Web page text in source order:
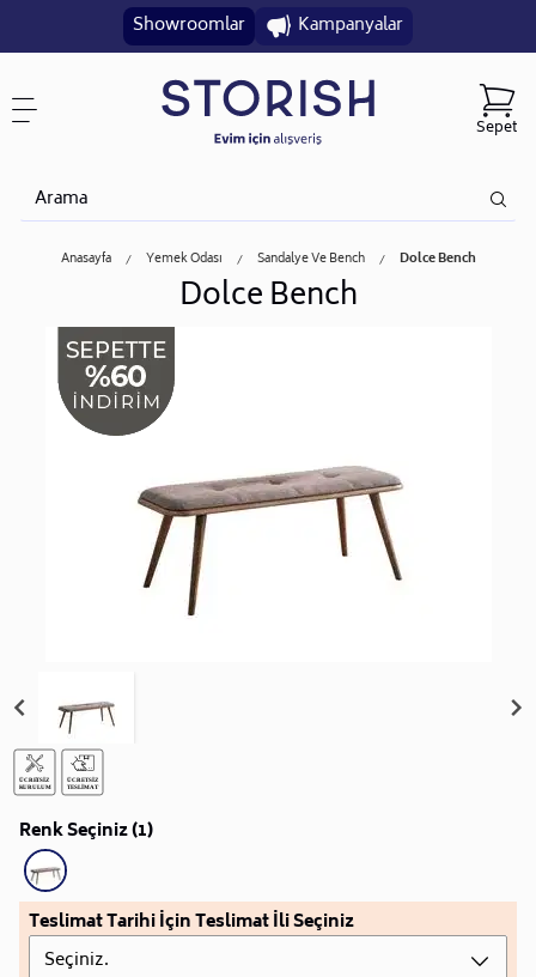
Showroomlar Kampanyalar
Sepet
Anasayfa Yemek Odası Sandalye Ve Bench Dolce Bench
Dolce Bench
Renk Seçiniz (1)
Teslimat Tarihi İçin Teslimat İli Seçiniz
Seçiniz.